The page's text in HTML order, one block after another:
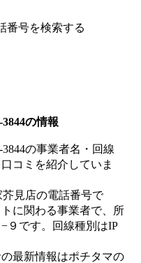
3844の情報
3844の事業者名・回線
コミを紹介していま
芥見店の電話番号で
に関わる事業者で、所
９ です。 回線種別はIP
最新情報はポチタマの